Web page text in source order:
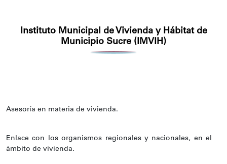
Instituto Municipal de Vivienda y Hábitat de
Municipio Sucre (IMVIH)
Asesoría en materia de vivienda.
Enlace con los organismos regionales y nacionales, en el
ámbito de vivienda.